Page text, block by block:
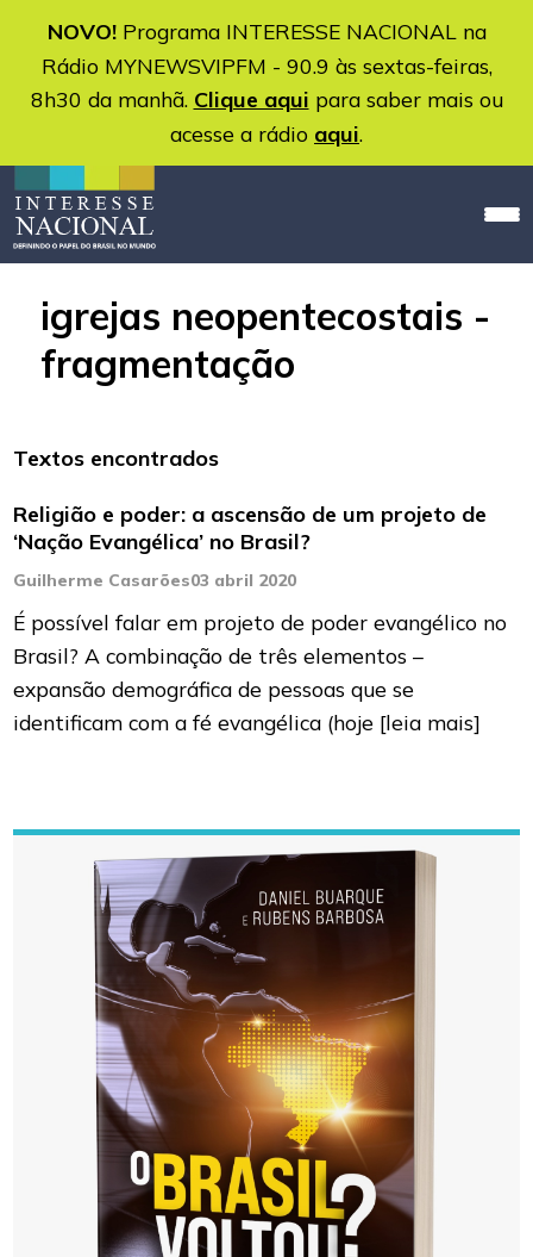
NOVO!Programa INTERESSE NACIONAL na
Rádio MYNEWSVIPFM - 90.9 às sextas-feiras,
8h30 da manhã. Clique aqui para saber mais ou
acesse a rádio aqui.
igrejas neopentecostais -
fragmentação
Textos encontrados
Religião e poder: a ascensão de um projeto de
‘Nação Evangélica’ no Brasil?
Guilherme Casarões03 abril 2020
É possível falar em projeto de poder evangélico no
Brasil? A combinação de três elementos –
expansão demográfica de pessoas que se
identificam com a fé evangélica (hoje [leia mais]